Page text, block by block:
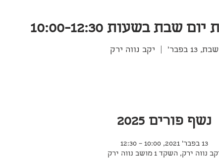
שבת בשעות 10:00-12:30
שבת, 13 בפבר׳ יקב נווה ירק
נשף פורים 2025
13 בפבר׳ 2021, 10:00 – 12:30
נווה ירק, השקד 1 מושב נווה ירק